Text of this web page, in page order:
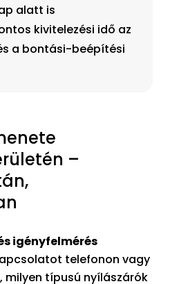
alatt is
kivitelezési idő az
a bontási-beépítési
–
igényfelmérés
telefonon vagy
milyen típusú nyílászárók